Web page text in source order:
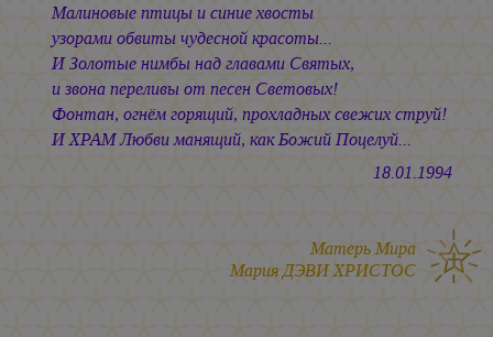
Малиновые птицы и синие хвосты
узорами обвиты чудесной красоты...
И Золотые нимбы над главами Святых,
и звона переливы от песен Световых!
Фонтан, огнём горящий, прохладных свежих струй!
И ХРАМ Любви манящий, как Божий Поцелуй...
18.01.1994
Матерь Мира
Мария ДЭВИ ХРИСТОС